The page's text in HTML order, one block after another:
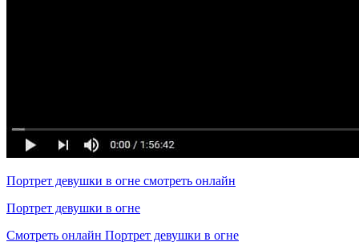
Портрет девушки в огне смотреть онлайн
Портрет девушки в огне
Смотреть онлайн Портрет девушки в огне